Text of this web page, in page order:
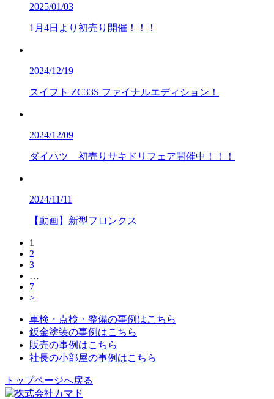
2025/01/03
1月4日より初売り開催！！！
2024/12/19
スイフト ZC33S ファイナルエディション！
2024/12/09
ダイハツ 初売りサキドリフェア開催中！！！
2024/11/11
【動画】新型フロンクス
1
2
3
…
7
>
車検・点検・整備の事例はこちら
鈑金塗装の事例はこちら
販売の事例はこちら
社長の小部屋の事例はこちら
トップページへ戻る